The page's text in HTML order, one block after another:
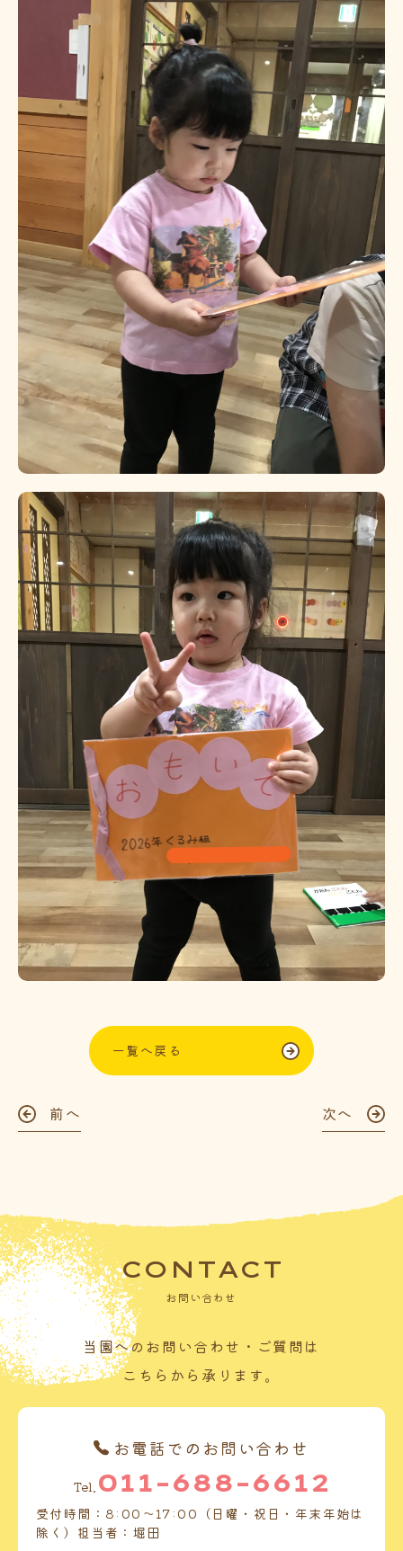
一覧へ戻る
前へ 次へ
CONTACT
お問い合わせ
当園へのお問い合わせ・ご質問は
こちらから承ります。
お電話でのお問い合わせ
Tel. 011-688-6612
受付時間：8:00～17:00（日曜・祝日・年末年始は
除く）担当者：堀田